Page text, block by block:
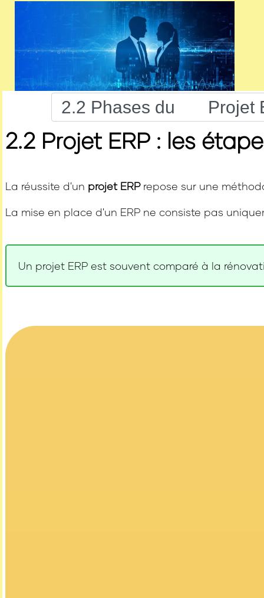
2.2 Projet ERP : les
La réussite d'un projet ERPrepose sur une
La mise en place d'un ERP ne consiste pas
Un projet ERP est souvent comparé à la